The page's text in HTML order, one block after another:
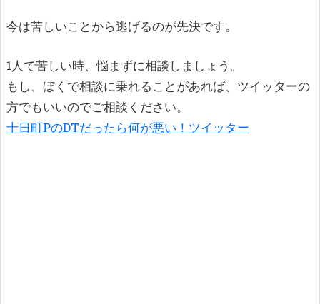
今は苦しいことから逃げるのが先決です。
1人で苦しい時、悩まずに相談しましょう。
もし、ぼくで相談に乗れることがあれば、ツイッターの
方でもいいのでご相談ください。
十日町PのDTだったら何が悪い！ツイッター